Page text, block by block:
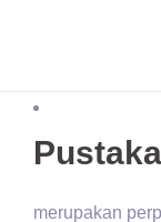
merupakan